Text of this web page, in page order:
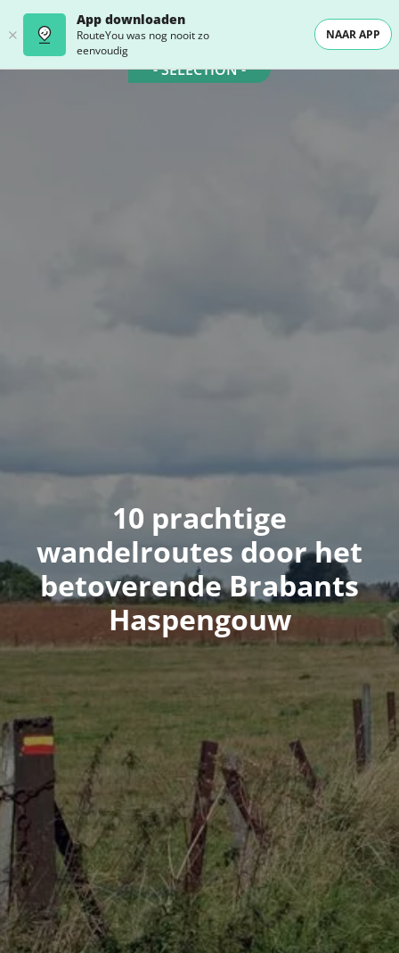
App downloaden
RouteYou was nog nooit zo
eenvoudig
NAAR APP
- SELECTION -
10 prachtige
wandelroutes door het
betoverende Brabants
Haspengouw